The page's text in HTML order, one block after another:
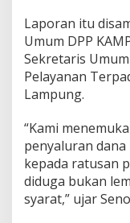
K
e
s
r
a
p
u
n
g
T
e
Laporan itu
Umum DPP
Sekretaris
Pelayanan
Lampung.
“Kami
penyaluran
kepada ratusan
diduga bukan
syarat,” ujar